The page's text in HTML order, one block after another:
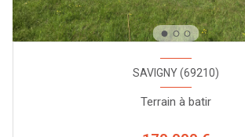
SAVIGNY (69210)
Terrain à batir